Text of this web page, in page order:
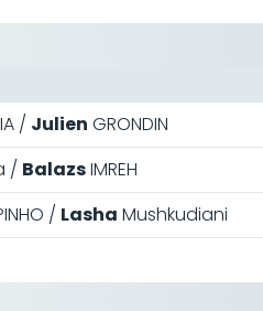
Julien GRONDIN
BalazsIMREH
Lasha Mushkudiani